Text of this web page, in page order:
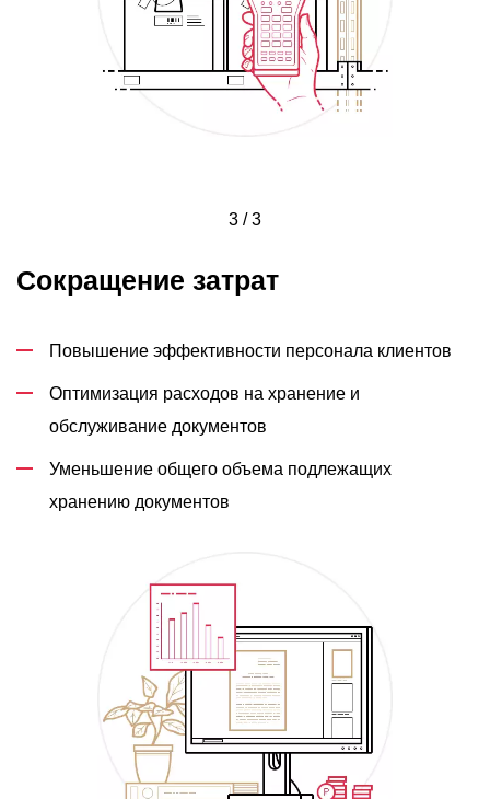
3 / 3
Сокращение затрат
Повышение эффективности персонала клиентов
Оптимизация расходов на хранение и
обслуживание документов
Уменьшение общего объема подлежащих
хранению документов